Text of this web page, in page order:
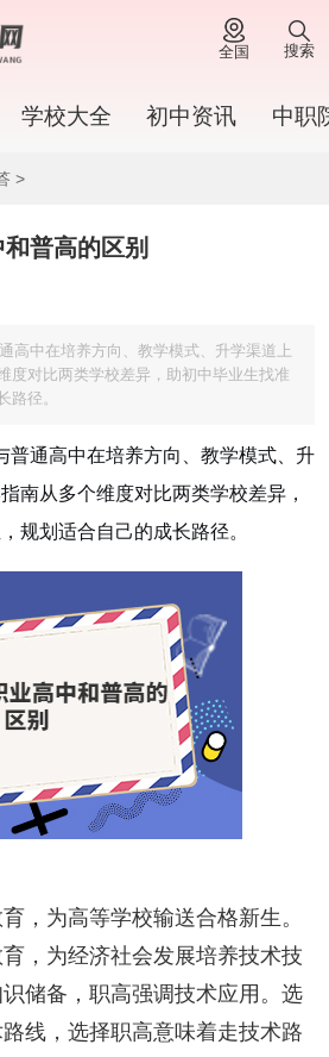
全国 搜索
学校大全 初中资讯 中职
>
普高的区别
高中在培养方向、教学模式、升学渠道上
度对比两类学校差异，助初中毕业生找准
路径。
通高中在培养方向、教学模式、升
南从多个维度对比两类学校差异，
规划适合自己的成长路径。
，为高等学校输送合格新生。
，为经济社会发展培养技术技
储备，职高强调技术应用。选
线，选择职高意味着走技术路